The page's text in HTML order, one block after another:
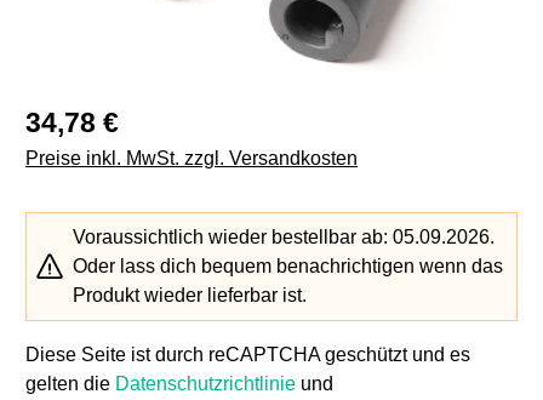
Regulärer Preis:
34,78 €
Preise inkl. MwSt. zzgl. Versandkosten
Voraussichtlich wieder bestellbar ab: 05.09.2026.
Oder lass dich bequem benachrichtigen wenn das
Produkt wieder lieferbar ist.
Diese Seite ist durch reCAPTCHA geschützt und es
gelten die Datenschutzrichtlinie und